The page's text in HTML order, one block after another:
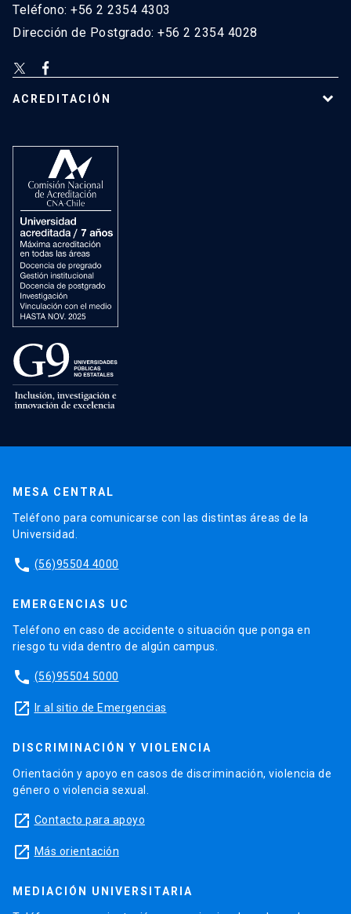
Teléfono: +56 2 2354 4303
Dirección de Postgrado: +56 2 2354 4028
ACREDITACIÓN
MESA CENTRAL
Teléfono para comunicarse con las distintas áreas de la
Universidad.
phone (56)95504 4000
EMERGENCIAS UC
Teléfono en caso de accidente o situación que ponga en
riesgo tu vida dentro de algún campus.
phone (56)95504 5000
launch Ir al sitio de Emergencias
DISCRIMINACIÓN Y VIOLENCIA
Orientación y apoyo en casos de discriminación, violencia de
género o violencia sexual.
launch Contacto para apoyo
launch Más orientación
MEDIACIÓN UNIVERSITARIA